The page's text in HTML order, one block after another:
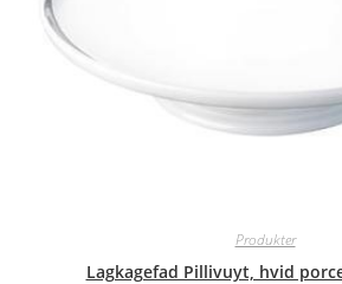
Produkter
Lagkagefad Pillivuyt, hvid